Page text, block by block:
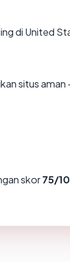
di United
situs
skor75/